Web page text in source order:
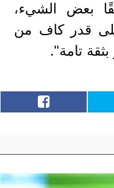
بعض الشيء،
قدر كاف من
تامة".